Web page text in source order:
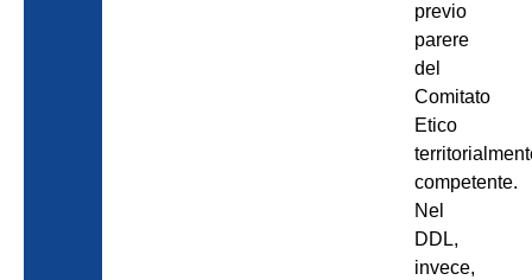
previo
parere
del
Comitato
Etico
competente.
Nel
DDL,
invece,